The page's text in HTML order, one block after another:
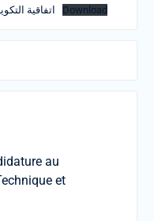
اتفاقية
Download
au
et